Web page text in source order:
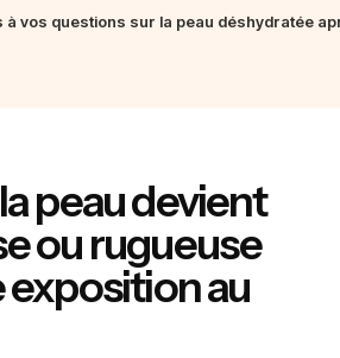
à vos questions sur la peau déshydratée
peau devient
ou rugueuse
exposition au